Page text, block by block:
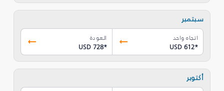
سبتمبر
اتجاه واحد
USD 612*
العودة
USD 728*
أكتوبر